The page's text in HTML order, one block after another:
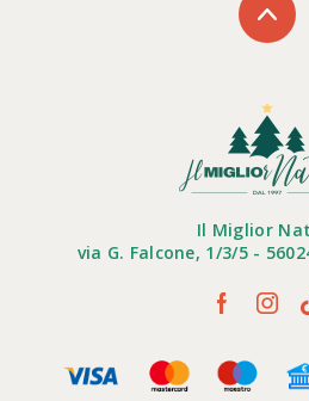
Il Miglior
via G. Falcone, 1/3/5 -